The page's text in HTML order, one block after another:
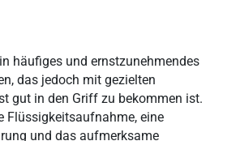
häufiges und ernstzunehmendes
das jedoch mit gezielten
gut in den Griff zu bekommen ist.
Flüssigkeitsaufnahme, eine
und das aufmerksame